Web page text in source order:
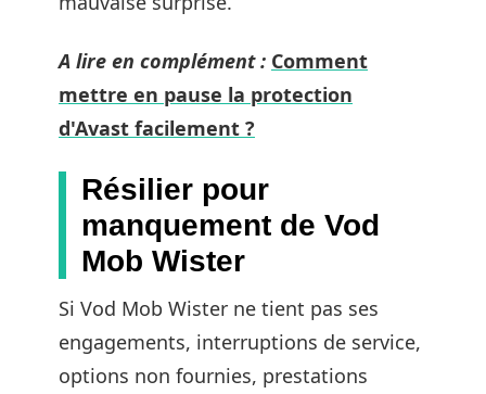
A lire en complément : Comment
mettre en pause la protection
d'Avast facilement ?
Résilier pour
manquement de Vod
Mob Wister
Si Vod Mob Wister ne tient pas ses
engagements, interruptions de service,
options non fournies, prestations